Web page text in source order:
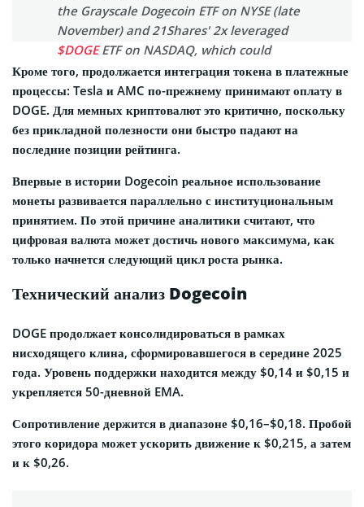
the Grayscale Dogecoin ETF on NYSE (late
November) and 21Shares' 2x leveraged
$DOGEETF on NASDAQ, which could
attract institutional inflows and stabilize
sentiment. Adoption news: Tesla, AMC,
and others…
— Alex Nguyen 🌊RIVER | .edge🦭
(@thaovan1508)
Кроме того, продолжается интеграция токена в платежные
процессы: Tesla и AMC по-прежнему принимают оплату в
DOGE. Для мемных криптовалют это критично, поскольку
без прикладной полезности они быстро падают на
последние позиции рейтинга.
Впервые в истории Dogecoin реальное использование
монеты развивается параллельно с институциональным
принятием. По этой причине аналитики считают, что
цифровая валюта может достичь нового максимума, как
только начнется следующий цикл роста рынка.
Технический анализ Dogecoin
DOGE продолжает консолидироваться в рамках
нисходящего клина, сформировавшегося в середине 2025
года. Уровень поддержки находится между $0,14 и $0,15 и
укрепляется 50-дневной EMA.
Сопротивление держится в диапазоне $0,16–$0,18. Пробой
этого коридора может ускорить движение к $0,215, а затем
и к $0,26.